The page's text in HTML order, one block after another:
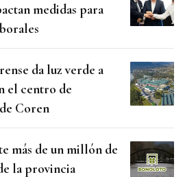
medidas para
da luz verde a
el centro de
Coren
más de un millón de
la provincia